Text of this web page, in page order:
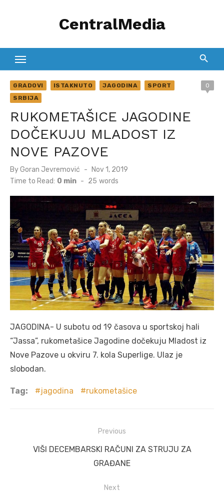
CentralMedia
GRADOVI ISTAKNUTO JAGODINA
SPORT
SRBIJA
0
RUKOMETAŠICE JAGODINE
DOČEKUJU MLADOST IZ
NOVE PAZOVE
ByGoran Jevremović
Posted
on
Nov 1, 2019
Time to Read: 0 min - 25 words
JAGODINA- U subotu od 19 časova u sportskoj hali
“Jassa”, rukometašice Jagodine dočekuju Mladost iz
Nove Pazove u okviru 7. kola Superlige. Ulaz je
slobodan.
Tag: jagodina rukometašice
navigation
Previous
PreviousVIŠI DECEMBARSKI RAČUNI ZA STRUJU ZA
GRAĐANE
Next